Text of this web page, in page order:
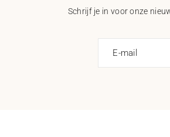
Schrijf je in voor onze
E-mail